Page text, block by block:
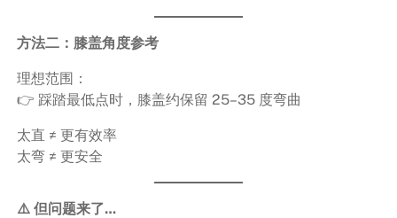
方法二：膝盖角度参考
理想范围：
👉 踩踏最低点时，膝盖约保留 25–35 度弯曲
太直 ≠ 更有效率
太弯 ≠ 更安全
⚠️ 但问题来了…